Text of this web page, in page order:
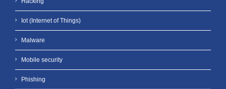
Iot (Internet of Things)
Malware
Mobile security
Phishing